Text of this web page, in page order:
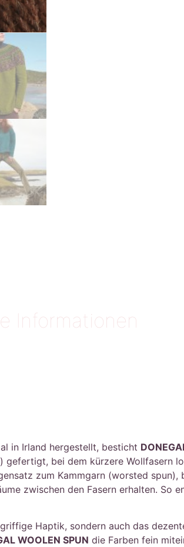
Informationen
in Irland hergestellt, besticht
bei dem kürzere Wollfasern
zum Kammgarn (worsted
zwischen den Fasern erhalten. So
Haptik, sondern auch das
WOOLEN SPUN die Farben fein